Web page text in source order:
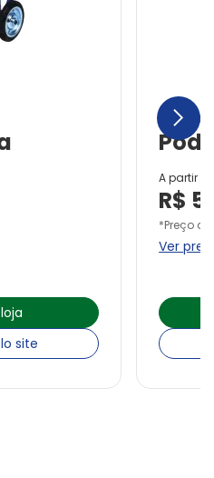
site
A partir
R$
*Preço
Ver
chevron_right